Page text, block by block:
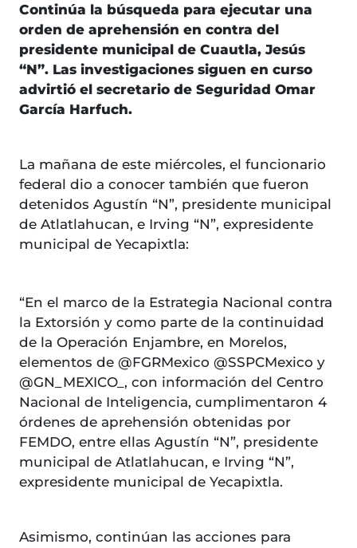
Continúa la búsqueda para ejecutar una
orden de aprehensión en contra del
presidente municipal de Cuautla, Jesús
“N”. Las investigaciones siguen en curso
advirtió el secretario de Seguridad Omar
García Harfuch.
La mañana de este miércoles, el funcionario
federal dio a conocer también que fueron
detenidos Agustín “N”, presidente municipal
de Atlatlahucan, e Irving “N”, expresidente
municipal de Yecapixtla:
“En el marco de la Estrategia Nacional contra
la Extorsión y como parte de la continuidad
de la Operación Enjambre, en Morelos,
elementos de @FGRMexico @SSPCMexico y
@GN_MEXICO_, con información del Centro
Nacional de Inteligencia, cumplimentaron 4
órdenes de aprehensión obtenidas por
FEMDO, entre ellas Agustín “N”, presidente
municipal de Atlatlahucan, e Irving “N”,
expresidente municipal de Yecapixtla.
Asimismo, continúan las acciones para